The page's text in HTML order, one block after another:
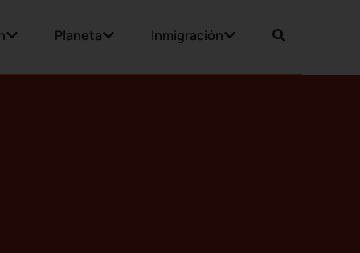
Planeta Inmigración